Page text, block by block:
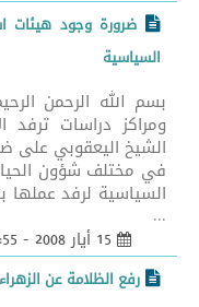
ضرورة وجود هيئات
السياسية
بسم الله الرحمن
ومراكز دراسات
الشيخ اليعقوبي
في مختلف شؤون
...
رفع الظلامة عن